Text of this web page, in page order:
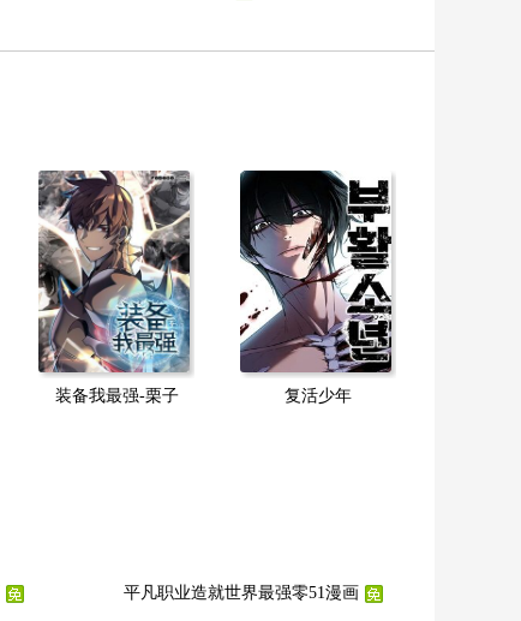
装备我最强-栗子 复活少年
平凡职业造就世界最强零51漫画